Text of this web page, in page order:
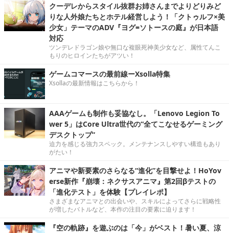
クーデレからスタイル抜群お姉さんまでよりどりみど
りな人外娘たちとホテル経営しよう！「クトゥルフ×美
少女」テーマのADV『ヨグ=ソトースの庭』が日本語
対応
ツンデレドラゴン娘や無口な複眼死神美少女など、属性てんこ
もりのヒロインたちがアツい！
ゲームコマースの最前線ーXsolla特集
Xsollaの最新情報はこちらから！
AAAゲームも制作も妥協なし。「Lenovo Legion To
wer 5」はCore Ultra世代の“全てこなせるゲーミング
デスクトップ”
迫力を感じる強力スペック。メンテナンスしやすい構造もあり
がたい！
アニマや新要素のさらなる“進化”を目撃せよ！HoYov
erse新作『崩壊：ネクサスアニマ』第2回βテストの
「進化テスト」を体験【プレイレポ】
さまざまなアニマとの出会いや、スキルによってさらに戦略性
が増したバトルなど、本作の注目の要素に迫ります！
『空の軌跡』を遊ぶのは「今」がベスト！暑い夏、涼